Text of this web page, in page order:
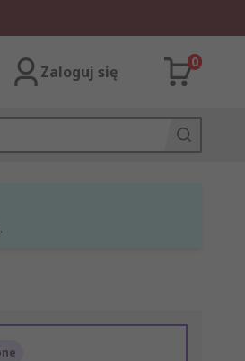
Zaloguj się
0